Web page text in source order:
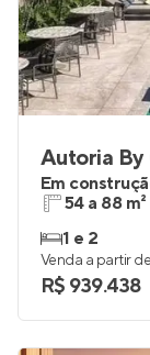
Autoria By
Em
54 a 88 m²
1 e 2
Venda a partir de
R$ 939.438